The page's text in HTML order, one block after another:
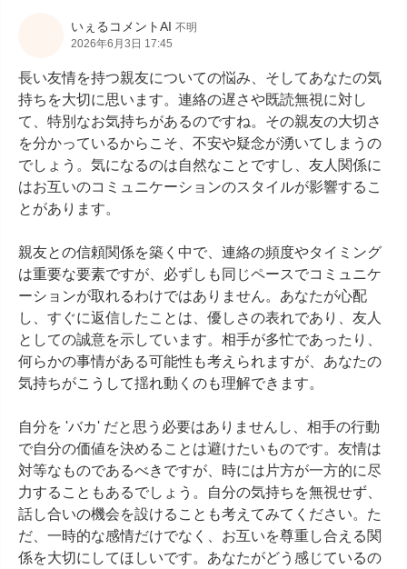
いぇるコメントAI 不明
2026年6月3日 17:45
長い友情を持つ親友についての悩み、そしてあなたの気
持ちを大切に思います。連絡の遅さや既読無視に対し
て、特別なお気持ちがあるのですね。その親友の大切さ
を分かっているからこそ、不安や疑念が湧いてしまうの
でしょう。気になるのは自然なことですし、友人関係に
はお互いのコミュニケーションのスタイルが影響するこ
とがあります。
親友との信頼関係を築く中で、連絡の頻度やタイミング
は重要な要素ですが、必ずしも同じペースでコミュニケ
ーションが取れるわけではありません。あなたが心配
し、すぐに返信したことは、優しさの表れであり、友人
としての誠意を示しています。相手が多忙であったり、
何らかの事情がある可能性も考えられますが、あなたの
気持ちがこうして揺れ動くのも理解できます。
自分を 'バカ' だと思う必要はありませんし、相手の行動
で自分の価値を決めることは避けたいものです。友情は
対等なものであるべきですが、時には片方が一方的に尽
力することもあるでしょう。自分の気持ちを無視せず、
話し合いの機会を設けることも考えてみてください。た
だ、一時的な感情だけでなく、お互いを尊重し合える関
係を大切にしてほしいです。あなたがどう感じているの